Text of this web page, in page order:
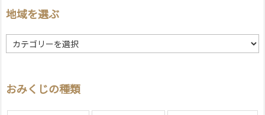
地域を選ぶ
地
域
ぶ
おみくじの種類